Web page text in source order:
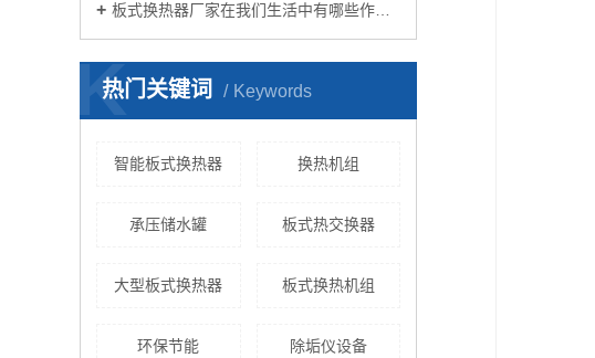
板式换热器厂家在我们生活中有哪些作用？
热门关键词 Keywords
K
智能板式换热器 换热机组
承压储水罐 板式热交换器
大型板式换热器 板式换热机组
环保节能 除垢仪设备